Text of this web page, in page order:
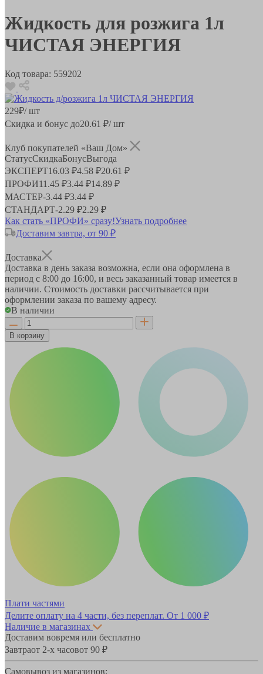
Жидкость для розжига 1л
ЧИСТАЯ ЭНЕРГИЯ
Код товара: 559202
229₽/ шт
Скидка и бонус до20.61 ₽/ шт
Клуб покупателей «Ваш Дом»
СтатусСкидкаБонусВыгода
ЭКСПЕРТ16.03 ₽4.58 ₽20.61 ₽
ПРОФИ11.45 ₽3.44 ₽14.89 ₽
МАСТЕР-3.44 ₽3.44 ₽
СТАНДАРТ-2.29 ₽2.29 ₽
Как стать «ПРОФИ» сразу!Узнать подробнее
Доставим завтра, от 90 ₽
Доставка
Доставка в день заказа возможна, если она оформлена в
период с 8:00 до 16:00, и весь заказанный товар имеется в
наличии. Стоимость доставки рассчитывается при
оформлении заказа по вашему адресу.
В наличии
В корзину
Плати частями
Делите оплату на 4 части, без переплат. От 1 000 ₽
Наличие в магазинах
Доставим вовремя или бесплатно
Завтраот 2-х часовот 90 ₽
Самовывоз из магазинов: